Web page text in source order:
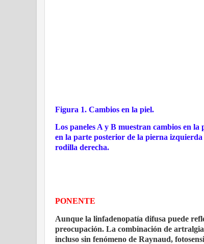
Figura 1. Cambios en la piel.
Los paneles A y B muestran cambios en
en la parte posterior de la pierna
rodilla derecha.
PONENTE
Aunque la linfadenopatía difusa puede
preocupación. La combinación de
incluso sin fenómeno de Raynaud,